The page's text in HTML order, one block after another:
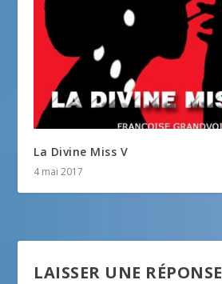
La Divine Miss V
4 mai 2017
LAISSER UNE RÉPONSE